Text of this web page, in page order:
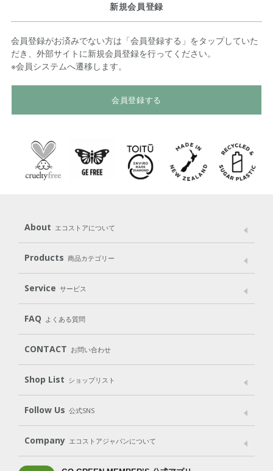
新規会員登録
会員登録がお済みでない方は「会員登録する」をタップしていた
だき、外部サイトに新規会員登録を行ってください。
※会員システムへ遷移します。
会員登録する
About エコストアについて
メッセージ ブランドストーリー
パッケージへのこだわり
動物実験をしない
Products 商品カテゴリー
Laundry
Cleaning Baby Kids
Body（ボディ） Hair（ヘア） Oral care（オーラルケア）
Goods （グッズ）
Gift set
Service サービス
User Guide
Subscription（定期便）
FAQ よくある質問
CONTACT お問い合わせ
Shop List ショップリスト
Shop List
Follow Us 公式SNS
LINE＠ Instagram Facebook
Company エコストアジャパンについて
会社案内 ご利用規約 プライバシーポリシー